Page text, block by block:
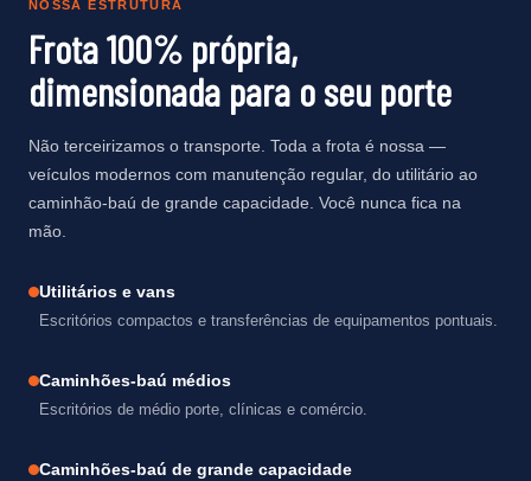
NOSSA ESTRUTURA
Frota 100% própria,
dimensionada para o seu porte
Não terceirizamos o transporte. Toda a frota é nossa —
veículos modernos com manutenção regular, do utilitário ao
caminhão-baú de grande capacidade. Você nunca fica na
mão.
Utilitários e vans
Escritórios compactos e transferências de equipamentos pontuais.
Caminhões-baú médios
Escritórios de médio porte, clínicas e comércio.
Caminhões-baú de grande capacidade